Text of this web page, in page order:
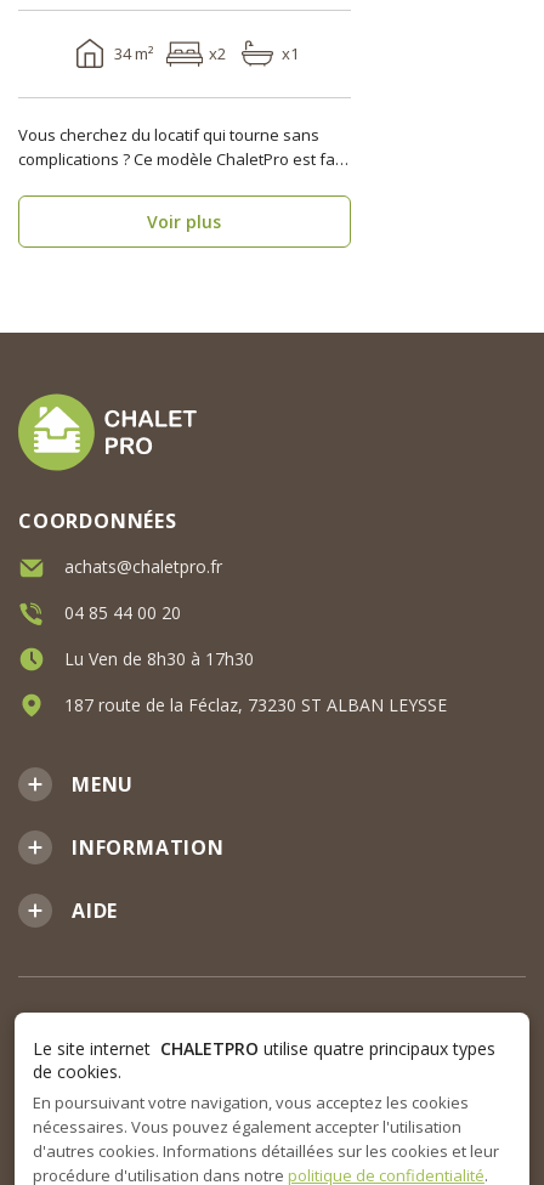
34 m² x2 x1
Vous cherchez du locatif qui tourne sans
complications ? Ce modèle ChaletPro est fait
Voir plus
MENU
INFORMATION
AIDE
COORDONNÉES
achats@chaletpro.fr
04 85 44 00 20
Lu Ven de 8h30 à 17h30
187 route de la Féclaz, 73230 ST ALBAN LEYSSE
Le site internet CHALETPRO utilise quatre principaux types
de cookies.
En poursuivant votre navigation, vous acceptez les cookies
nécessaires. Vous pouvez également accepter l'utilisation
d'autres cookies. Informations détaillées sur les cookies et leur
procédure d'utilisation dans notre politique de confidentialité.